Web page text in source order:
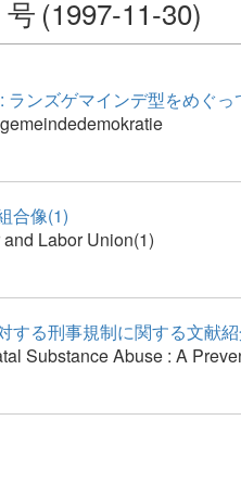
号 (1997-11-30)
ランズゲマインデ型をめぐっ
合像(1)
Labor Union(1)
する刑事規制に関する文献
Substance Abuse : A